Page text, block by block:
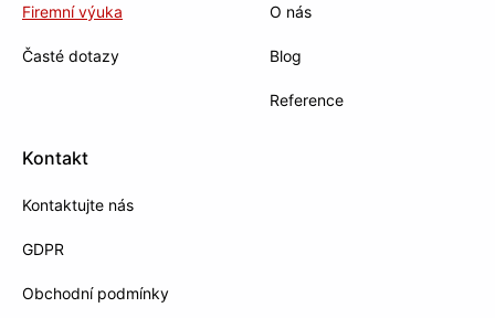
Firemní výuka
Časté dotazy
O nás
Blog
Reference
Kontakt
Kontaktujte nás
GDPR
Obchodní podmínky